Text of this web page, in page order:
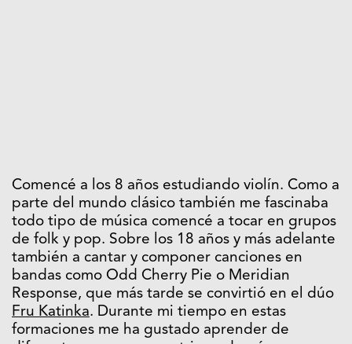
Comencé a los 8 años estudiando violín. Como a
parte del mundo clásico también me fascinaba
todo tipo de música comencé a tocar en grupos
de folk y pop. Sobre los 18 años y más adelante
también a cantar y componer canciones en
bandas como Odd Cherry Pie o Meridian
Response, que más tarde se convirtió en el dúo
Fru Katinka. Durante mi tiempo en estas
formaciones me ha gustado aprender de